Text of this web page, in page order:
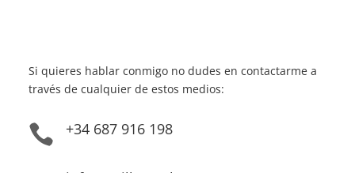
Si quieres hablar conmigo no dudes en contactarme a
través de cualquier de estos medios:
 +34 687 916 198